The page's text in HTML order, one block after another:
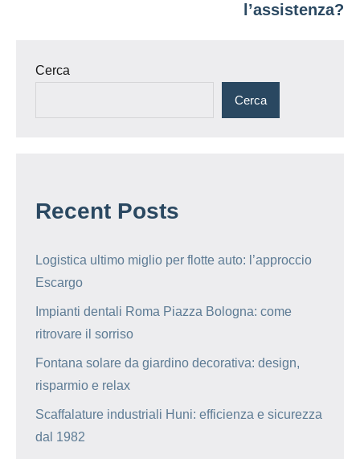
l’assistenza?
Cerca
Cerca
Recent Posts
Logistica ultimo miglio per flotte auto: l’approccio
Escargo
Impianti dentali Roma Piazza Bologna: come
ritrovare il sorriso
Fontana solare da giardino decorativa: design,
risparmio e relax
Scaffalature industriali Huni: efficienza e sicurezza
dal 1982